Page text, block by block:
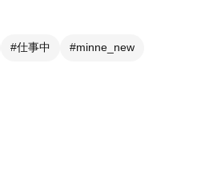
#仕事中 #minne_new